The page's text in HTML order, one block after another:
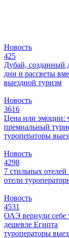
Новость
425
Дубай, созданный
дни и рассветы
выездной туризм
Новость
3616
Цена или эмоции:
премиальный
туроператоры
Новость
4298
7 стильных
отели
Новость
4531
ОАЭ вернули себе
дешевле Египта
туроператоры